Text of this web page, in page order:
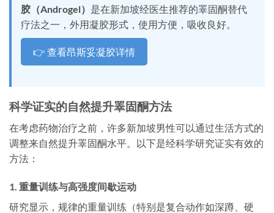
胶（Androgel） 是在新加坡经医生推荐的睪固酮替代
疗法之一，外用凝胶形式，使用方便，吸收良好。
👉 查看昂斯妥凝胶详情
科学证实的自然提升睪固酮方法
在考虑药物治疗之前，许多新加坡男性可以通过生活方式的
调整来自然提升睪固酮水平。以下是经科学研究证实有效的
方法：
1. 重量训练与高强度间歇运动
研究显示，规律的重量训练（特别是复合动作如深蹲、硬